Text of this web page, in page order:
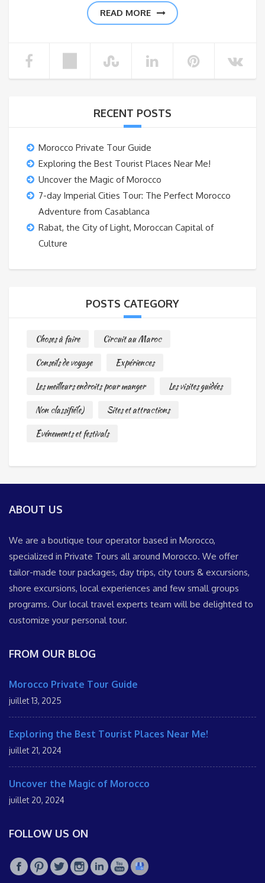
READ MORE
RECENT POSTS
Morocco Private Tour Guide
Exploring the Best Tourist Places Near Me!
Uncover the Magic of Morocco
7-day Imperial Cities Tour: The Perfect Morocco
Adventure from Casablanca
Rabat, the City of Light, Moroccan Capital of
Culture
POSTS CATEGORY
Choses à faire
Circuit au Maroc
Conseils de voyage
Expériences
Les meilleurs endroits pour manger
Les visites guidées
Non classifié(e)
Sites et attractions
Événements et festivals
ABOUT US
We are a boutique tour operator based in Morocco,
specialized in Private Tours all around Morocco. We offer
tailor-made tour packages, day trips, city tours & excursions,
shore excursions, local experiences and few small groups
programs. Our local travel experts team will be delighted to
customize your personal tour.
FROM OUR BLOG
Morocco Private Tour Guide
juillet 13, 2025
Exploring the Best Tourist Places Near Me!
juillet 21, 2024
Uncover the Magic of Morocco
juillet 20, 2024
FOLLOW US ON